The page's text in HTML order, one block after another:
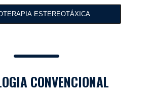
ESTEREOTÁXICA
CONVENCIONAL